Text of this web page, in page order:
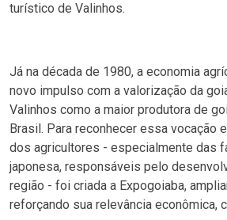
turístico de Valinhos.
Já na década de 1980, a economia
novo impulso com a valorização da
Valinhos como a maior produtora de
Brasil. Para reconhecer essa vocação
dos agricultores - especialmente das
japonesa, responsáveis pelo
região - foi criada a Expogoiaba,
reforçando sua relevância econômica,